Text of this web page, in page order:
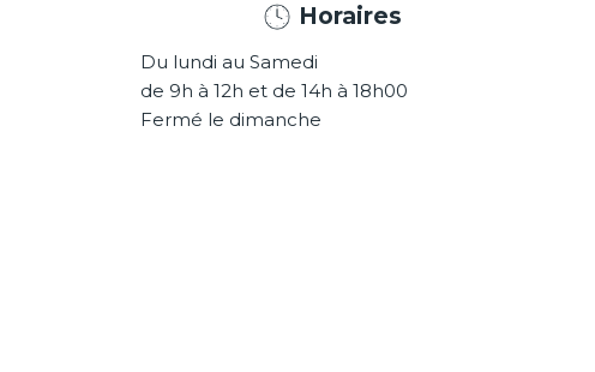
Horaires
Du lundi au Samedi
de 9h à 12h et de 14h à 18h00
Fermé le dimanche